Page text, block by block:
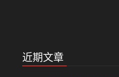
近期文章